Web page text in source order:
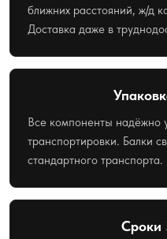
ближних расстояний, ж/д
Доставка даже в
Все компоненты надёжно
транспортировки. Балки
стандартного
Сроки